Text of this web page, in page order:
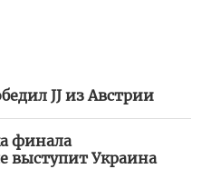
JJ из Австрии
финала
выступит Украина